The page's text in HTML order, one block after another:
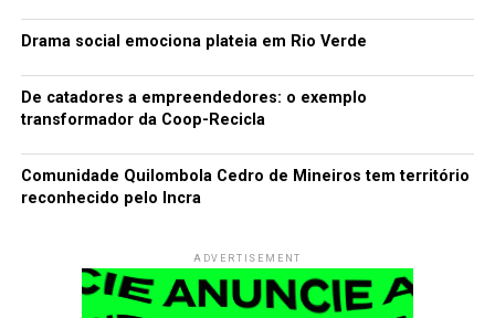
Drama social emociona plateia em Rio Verde
De catadores a empreendedores: o exemplo
transformador da Coop-Recicla
Comunidade Quilombola Cedro de Mineiros tem território
reconhecido pelo Incra
ADVERTISEMENT